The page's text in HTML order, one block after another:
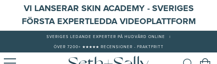
VI LANSERAR SKIN ACADEMY - SVERIGES
FÖRSTA EXPERTLEDDA VIDEOPLATTFORM
SVERIGES LEDANDE EXPERTER PÅ HUDVÅRD ONLINE
ÖVER 7200+ ★★★★★ RECENSIONER - FRAKTFRITT